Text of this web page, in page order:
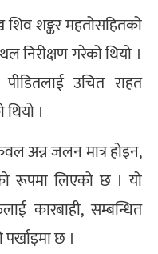
शिव शङ्कर महतोसहितको
निरीक्षण गरेको थियो ।
उचित राहत
।
अन्न जलन मात्र होइन,
रूपमा लिएको छ । यो
कारबाही, सम्बन्धित
छ ।